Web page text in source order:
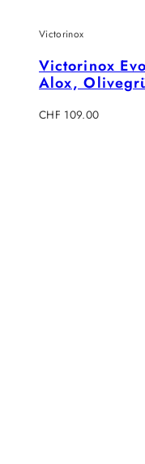
Victorinox
Victorinox
Alox,
Regulärer
CHF 109.00